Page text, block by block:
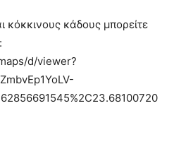
κόκκινους κάδους μπορείτε
d/viewer?